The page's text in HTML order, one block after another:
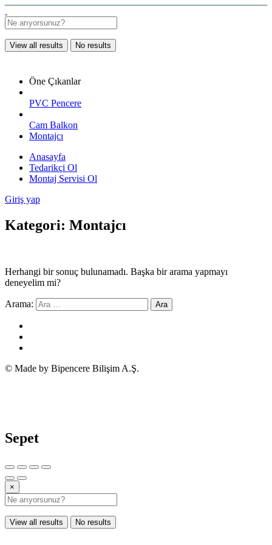
View all results No results
Öne Çıkanlar
PVC Pencere
Cam Balkon
Montajcı
Anasayfa
Tedarikçi Ol
Montaj Servisi Ol
Giriş yap
Kategori: Montajcı
Herhangi bir sonuç bulunamadı. Başka bir arama yapmayı
deneyelim mi?
Arama:
© Made by Bipencere Bilişim A.Ş.
Sepet
×
View all results No results